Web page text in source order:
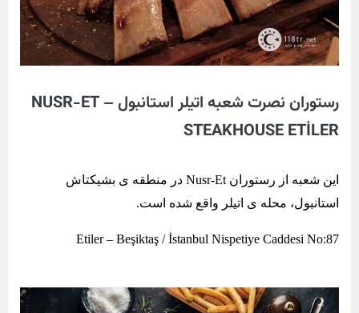
رستوران نصرت شعبه اتیلر استانبول – NUSR-ET
STEAKHOUSE ETİLER
این شعبه از رستوران Nusr-Et در منطقه ی بشیکتاش
استانبول، محله ی اتیلر واقع شده است.
Etiler – Beşiktaş / İstanbul Nispetiye Caddesi No:87